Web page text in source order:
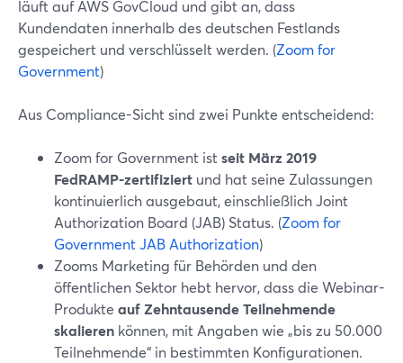
läuft auf AWS GovCloud und gibt an, dass
Kundendaten innerhalb des deutschen Festlands
gespeichert und verschlüsselt werden. (Zoom for
Government)
Aus Compliance-Sicht sind zwei Punkte entscheidend:
Zoom for Government istseit März 2019
FedRAMP-zertifiziert und hat seine Zulassungen
kontinuierlich ausgebaut, einschließlich Joint
Authorization Board (JAB) Status. (Zoom for
Government JAB Authorization)
Zooms Marketing für Behörden und den
öffentlichen Sektor hebt hervor, dass die Webinar-
Produkte auf Zehntausende Teilnehmende
skalieren können, mit Angaben wie „bis zu 50.000
Teilnehmende“ in bestimmten Konfigurationen.